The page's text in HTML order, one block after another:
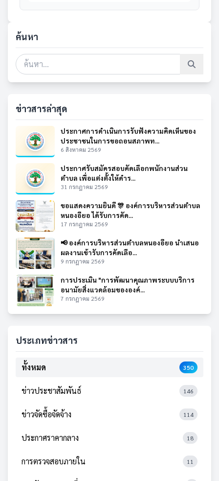
ค้นหา
ข่าวสารล่าสุด
ประกาศการดำเนินการรับฟังความคิดเห็นของ
ประชาชนในการขอถอนสภาพท...
6 สิงหาคม 2569
ประกาศรับสมัครสอบคัดเลือกพนักงานส่วน
ตำบล เพื่อแต่งตั้งให้ดำร...
31 กรกฎาคม 2569
ขอแสดงความยินดี 🎊 องค์การบริหารส่วนตำบล
หนองอียอ ได้รับการคัด...
17 กรกฎาคม 2569
📢 องค์การบริหารส่วนตำบลหนองอียอ นำเสนอ
ผลงานเข้ารับการคัดเลือ...
9 กรกฎาคม 2569
การประเมิน "การพัฒนาคุณภาพระบบบริการ
อนามัยสิ่งแวดล้อมขององค์...
7 กรกฎาคม 2569
ประเภทข่าวสาร
ทั้งหมด 350
ข่าวประชาสัมพันธ์ 146
ข่าวจัดซื้อจัดจ้าง 114
ประกาศราคากลาง 18
การตรวจสอบภายใน 11